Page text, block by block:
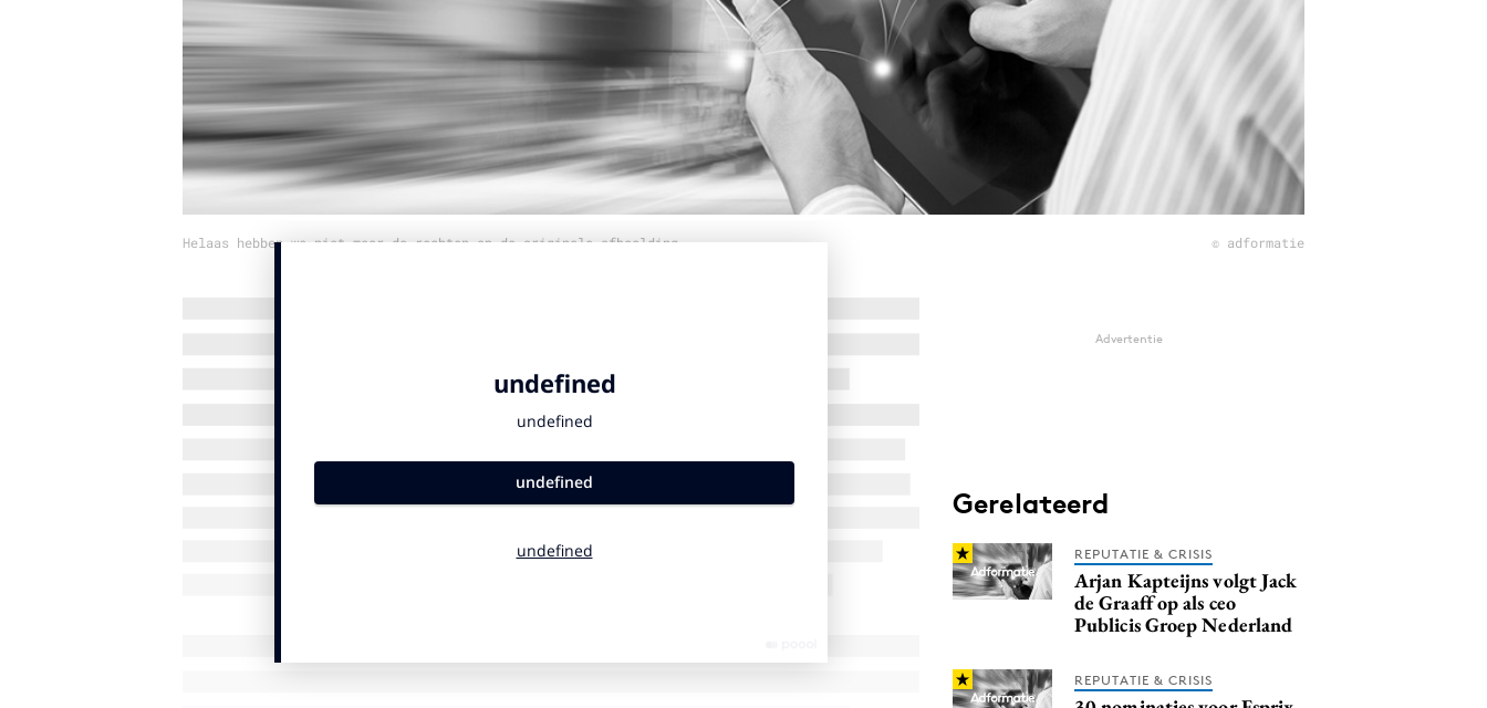
Helaas hebben we niet meer de rechten op de originele afbeelding © adformatie
Advertentie
Gerelateerd
REPUTATIE & CRISIS
Arjan Kapteijns volgt Jack
de Graaff op als ceo
Publicis Groep Nederland
REPUTATIE & CRISIS